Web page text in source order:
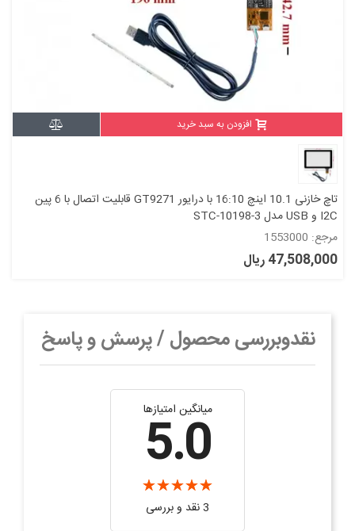
افزودن به سبد خرید
تاچ خازنی 10.1 اینچ 16:10 با درایور GT9271 قابلیت اتصال با 6 پین
I2C و USB مدل STC-10198-3
مرجع: 1553000
47,508,000 ریال
نقدوبررسی محصول / پرسش و پاسخ
میانگین امتیازها
5.0
3 نقد و بررسی‌‌